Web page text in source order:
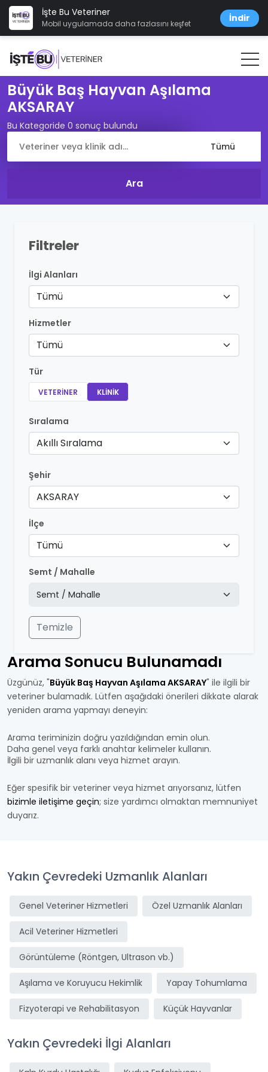
İşte Bu Veteriner
Mobil uygulamada daha fazlasını keşfet İndir
Büyük Baş Hayvan Aşılama
AKSARAY
Bu Kategoride 0 sonuç bulundu
Filtreler
İlgi Alanları
Tümü
Hizmetler
Tümü
Tür
VETERINER KLINIK
Sıralama
Akıllı Sıralama
Şehir
AKSARAY
İlçe
Tümü
Semt / Mahalle
Temizle
Arama Sonucu Bulunamadı
Üzgünüz, "Büyük Baş Hayvan Aşılama AKSARAY" ile ilgili bir
veteriner bulamadık. Lütfen aşağıdaki önerileri dikkate alarak
yeniden arama yapmayı deneyin:
Arama teriminizin doğru yazıldığından emin olun.
Daha genel veya farklı anahtar kelimeler kullanın.
İlgili bir uzmanlık alanı veya hizmet arayın.
Eğer spesifik bir veteriner veya hizmet arıyorsanız, lütfen
bizimle iletişime geçin; size yardımcı olmaktan memnuniyet
duyarız.
Yakın Çevredeki Uzmanlık Alanları
Genel Veteriner Hizmetleri Özel Uzmanlık Alanları
Acil Veteriner Hizmetleri
Görüntüleme (Röntgen, Ultrason vb.)
Aşılama ve Koruyucu Hekimlik Yapay Tohumlama
Fizyoterapi ve Rehabilitasyon Küçük Hayvanlar
Yakın Çevredeki İlgi Alanları